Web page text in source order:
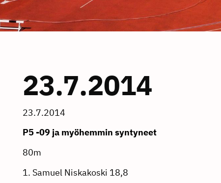
23.7.2014
23.7.2014
P5 -09 ja myöhemmin syntyneet
80m
1. Samuel Niskakoski 18,8